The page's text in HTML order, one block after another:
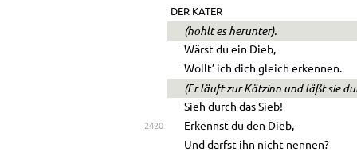
DER KATER
(hohlt es herunter).
Wärst du ein Dieb,
Wollt’ ich dich gleich erkennen.
(Er läuft zur Kätzinn und läßt sie
Sieh durch das Sieb!
2420
Erkennst du den Dieb,
Und darfst ihn nicht nennen?